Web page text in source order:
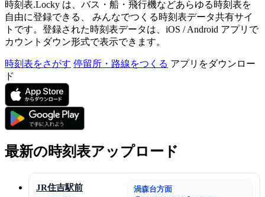
時刻表.Locky は、バス・船・飛行機などあらゆる時刻表を
自由に登録できる、 みんなでつくる時刻表データ共有サイ
トです。登録された時刻表データは、iOS / Android アプリで
カウントダウン形式で表示できます。
時刻表をさがす 停留所・路線をつくる アプリをダウンロー
ド
最新の時刻表アップロード
JR住吉駅前 渦森台方面